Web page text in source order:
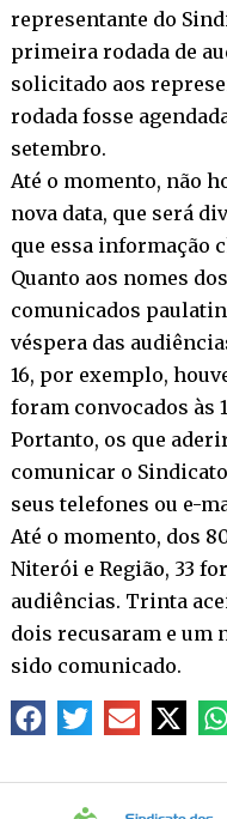
representante do
primeira rodada de
solicitado aos
rodada fosse
setembro.
Até o momento, não
nova data, que será
que essa informação
Quanto aos nomes
comunicados
véspera das
16, por exemplo,
foram convocados às
Portanto, os que
comunicar o
seus telefones ou e-
Até o momento, dos
Niterói e Região, 33
audiências. Trinta
dois recusaram e um
sido comunicado.